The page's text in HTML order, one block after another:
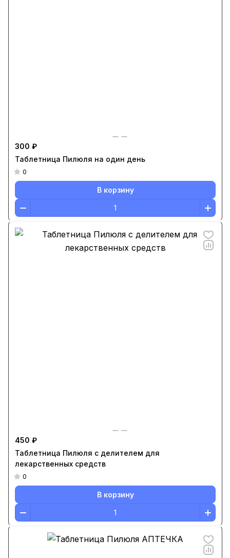
300 ₽
Таблетница Пилюля на один день
0
В корзину
450 ₽
Таблетница Пилюля с делителем для
лекарственных средств
0
В корзину